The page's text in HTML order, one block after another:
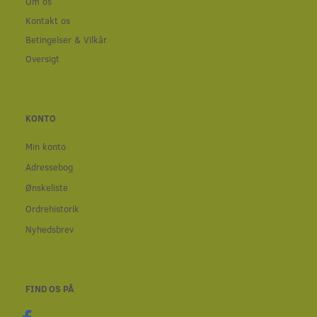
Kontakt os
Betingelser & Vilkår
Oversigt
KONTO
Min konto
Adressebog
Ønskeliste
Ordrehistorik
Nyhedsbrev
FIND OS PÅ